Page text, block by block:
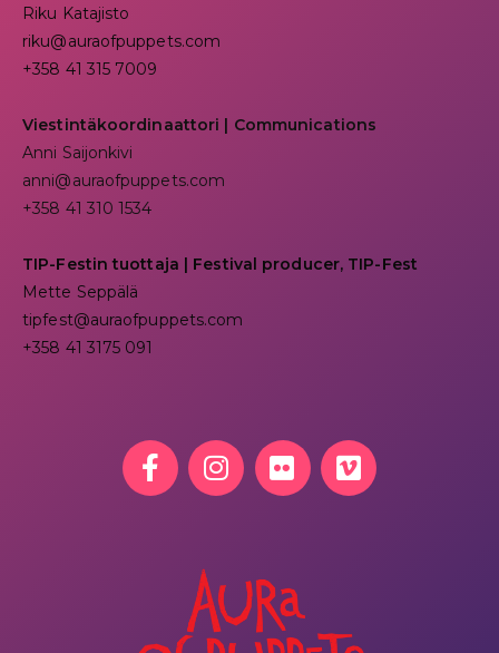
Riku Katajisto
riku@auraofpuppets.com
+358 41 315 7009
Viestintäkoordinaattori | Communications
Anni Saijonkivi
anni@auraofpuppets.com
+358 41 310 1534
TIP-Festin tuottaja | Festival producer, TIP-Fest
Mette Seppälä
tipfest@auraofpuppets.com
+358 41 3175 091